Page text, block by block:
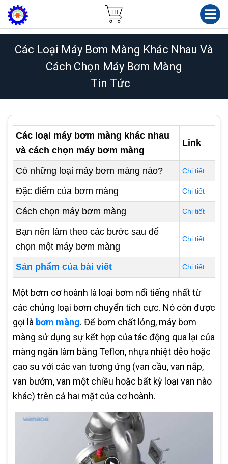
Các Loại Máy Bơm Màng Khác Nhau Và
Cách Chọn Máy Bơm Màng
Tin Tức
Các loại máy bơm màng khác nhau
và cách chọn máy bơm màng
Link
Có những loại máy bơm màng nào? Chi tiết
Đặc điểm của bơm màng Chi tiết
Cách chọn máy bơm màng Chi tiết
Bạn nên làm theo các bước sau để
chọn một máy bơm màng
Chi tiết
Sản phẩm của bài viết Chi tiết
Một bơm cơ hoành là loại bơm nổi tiếng nhất từ
các chủng loại bơm chuyển tích cực. Nó còn được
gọi là bơm màng. Để bơm chất lỏng, máy bơm
màng sử dụng sự kết hợp của tác động qua lại của
màng ngăn làm bằng Teflon, nhựa nhiệt dẻo hoặc
cao su với các van tương ứng (van cầu, van nắp,
van bướm, van một chiều hoặc bất kỳ loại van nào
khác) trên cả hai mặt của cơ hoành.